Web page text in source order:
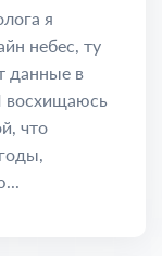
я
небес, ту
данные в
восхищаюсь
что